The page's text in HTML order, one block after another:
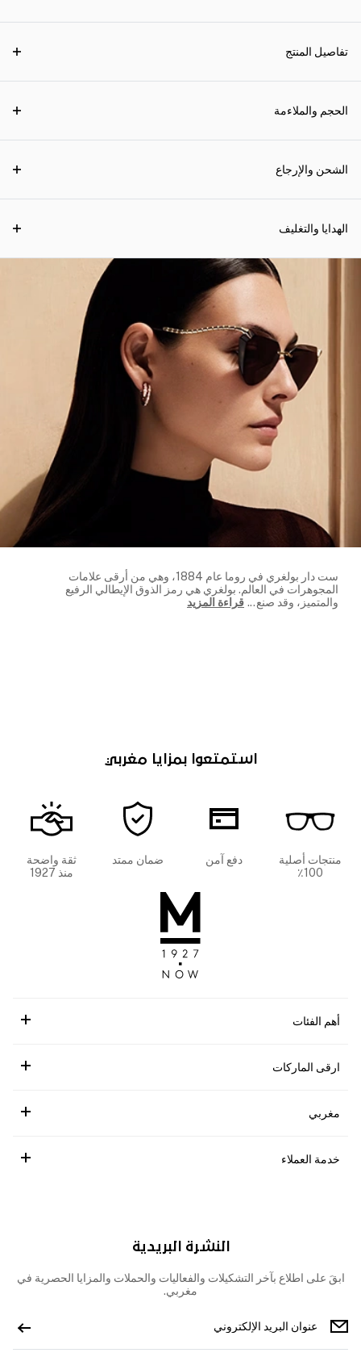
تفاصيل المنتج
الحجم والملاءمة
الشحن والإرجاع
الهدايا والتغليف
ست دار بولغري في روما عام 1884، وهي من أرقى علامات
المجوهرات في العالم. بولغري هي رمز الذوق الإيطالي الرفيع
والمتميز، وقد صنع... قراءة المزيد
استمتعوا بمزايا مغربي
منتجات أصلية
100٪
دفع آمن ضمان ممتد
ثقة واضحة
منذ 1927
أهم الفئات
ارقى الماركات
مغربي
خدمة العملاء
النشرة البريدية
ابقَ على اطلاع بآخر التشكيلات والفعاليات والحملات والمزايا الحصرية في
مغربي.